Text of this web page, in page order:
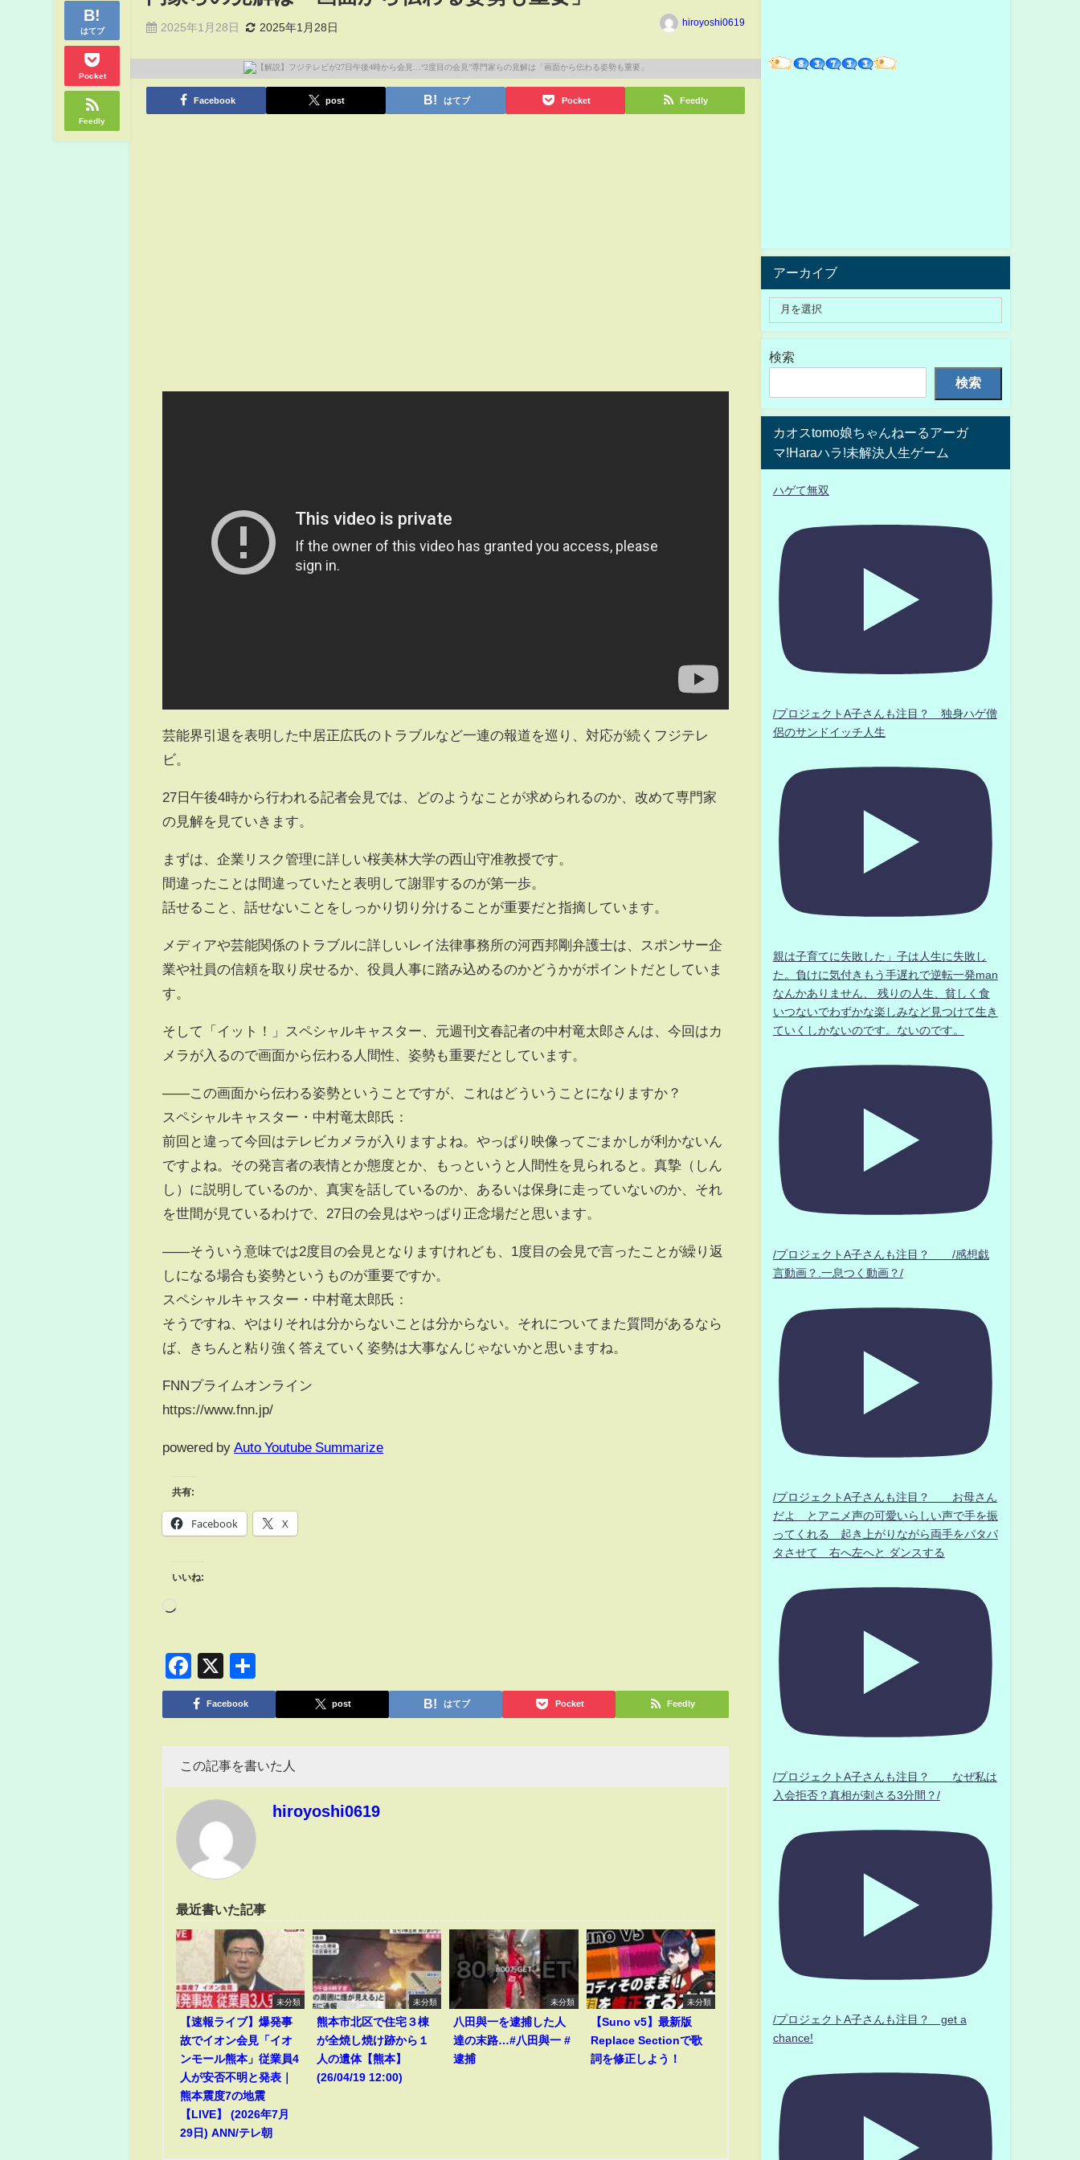
はてブ
Pocket
Feedly
2025年1月28日 2025年1月28日 hiroyoshi0619
Facebook post はてブ Pocket Feedly
芸能界引退を表明した中居正広氏のトラブルなど一連の報道を巡り、対応が続くフジテレ
ビ。
27日午後4時から行われる記者会見では、どのようなことが求められるのか、改めて専門家
の見解を見ていきます。
まずは、企業リスク管理に詳しい桜美林大学の西山守准教授です。
間違ったことは間違っていたと表明して謝罪するのが第一歩。
話せること、話せないことをしっかり切り分けることが重要だと指摘しています。
メディアや芸能関係のトラブルに詳しいレイ法律事務所の河西邦剛弁護士は、スポンサー企
業や社員の信頼を取り戻せるか、役員人事に踏み込めるのかどうかがポイントだとしていま
す。
そして「イット！」スペシャルキャスター、元週刊文春記者の中村竜太郎さんは、今回はカ
メラが入るので画面から伝わる人間性、姿勢も重要だとしています。
――この画面から伝わる姿勢ということですが、これはどういうことになりますか？
スペシャルキャスター・中村竜太郎氏：
前回と違って今回はテレビカメラが入りますよね。やっぱり映像ってごまかしが利かないん
ですよね。その発言者の表情とか態度とか、もっというと人間性を見られると。真摯（しん
し）に説明しているのか、真実を話しているのか、あるいは保身に走っていないのか、それ
を世間が見ているわけで、27日の会見はやっぱり正念場だと思います。
――そういう意味では2度目の会見となりますけれども、1度目の会見で言ったことが繰り返
しになる場合も姿勢というものが重要ですか。
スペシャルキャスター・中村竜太郎氏：
そうですね、やはりそれは分からないことは分からない。それについてまた質問があるなら
ば、きちんと粘り強く答えていく姿勢は大事なんじゃないかと思いますね。
FNNプライムオンライン
https://www.fnn.jp/
powered by Auto Youtube Summarize
共有:
Facebook X
いいね:
Facebook
X
有
Facebook post はてブ Pocket Feedly
この記事を書いた人
hiroyoshi0619
最近書いた記事
未分類
【速報ライブ】爆発事
故でイオン会見「イオ
ンモール熊本」従業員4
人が安否不明と発表｜
熊本震度7の地震
【LIVE】 (2026年7月
29日) ANN/テレ朝
未分類
熊本市北区で住宅３棟
が全焼し焼け跡から１
人の遺体【熊本】
(26/04/19 12:00)
未分類
八田與一を逮捕した人
達の末路…#八田與一 #
逮捕
未分類
【Suno v5】最新版
Replace Sectionで歌
詞を修正しよう！
アーカイブ
検索
検索
カオスtomo娘ちゃんねーるアーガ
マ!Haraハラ!未解決人生ゲーム
ハゲて無双
/プロジェクトA子さんも注目？ 独身ハゲ僧
侶のサンドイッチ人生
親は子育てに失敗した」子は人生に失敗し
た。負けに気付きもう手遅れで逆転一発man
なんかありません、 残りの人生、貧しく食
いつないでわずかな楽しみなど見つけて生き
ていくしかないのです。ないのです。
/プロジェクトA子さんも注目？ /感想戯
言動画？.一息つく動画？/
/プロジェクトA子さんも注目？ お母さん
だよ とアニメ声の可愛いらしい声で手を振
ってくれる 起き上がりながら両手をパタパ
タさせて 右へ左へと ダンスする
/プロジェクトA子さんも注目？ なぜ私は
入会拒否？真相が刺さる3分間？/
/プロジェクトA子さんも注目？ get a
chance!